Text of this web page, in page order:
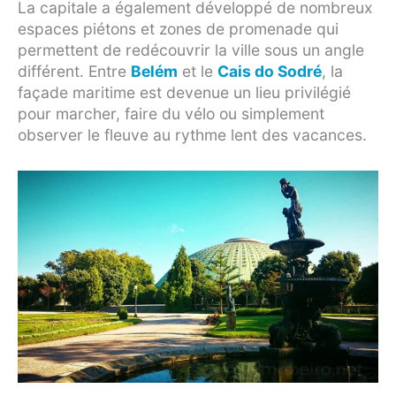
La capitale a également développé de nombreux
espaces piétons et zones de promenade qui
permettent de redécouvrir la ville sous un angle
différent. Entre Belém et le Cais do Sodré, la
façade maritime est devenue un lieu privilégié
pour marcher, faire du vélo ou simplement
observer le fleuve au rythme lent des vacances.